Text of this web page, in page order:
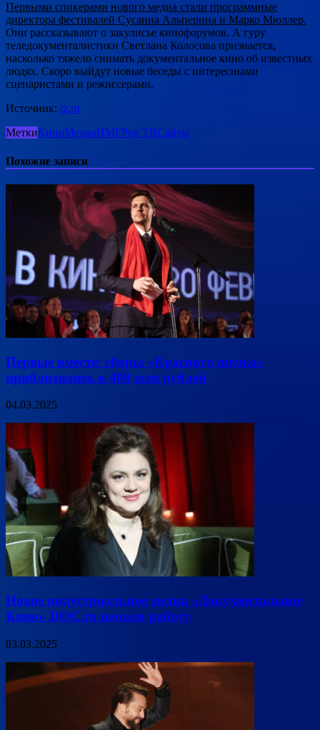
Первыми спикерами нового медиа стали программные
директора фестивалей Сусанна Альперина и Марко Мюллер.
Они рассказывают о закулисье кинофорумов. А гуру
теледокументалистики Светлана Колосова признается,
насколько тяжело снимать документальное кино об известных
людях. Скоро выйдут новые беседы с интересными
сценаристами и режиссерами.
Источник: iz.ru
МеткиКиноМедиаНМГРен ТВСайты
Похожие записи
Первые вместе: сборы «Красного шелка»
приблизились к 400 млн рублей
04.03.2025
Новое индустриальное медиа «Документальное
Кино» DOC.ru начало работу
03.03.2025